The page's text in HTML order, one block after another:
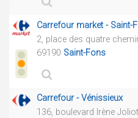
Carrefour market - Saint-
2, place des quatre
69190 Saint-Fons
Carrefour - Vénissieux
136, boulevard Irène